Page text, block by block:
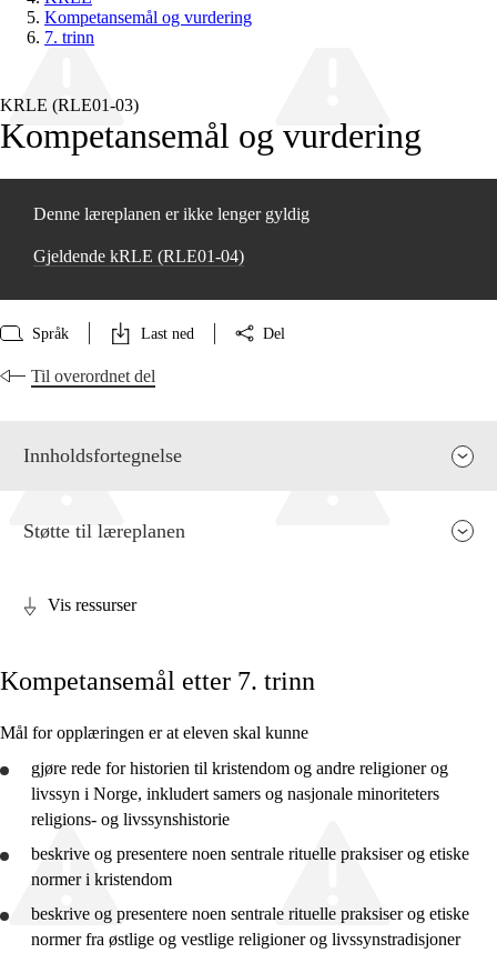
Kompetansemål og vurdering
7. trinn
KRLE (RLE01‑03)
Kompetansemål og vurdering
Denne læreplanen er ikke lenger gyldig
Gjeldende kRLE (RLE01‑04)
Språk Last ned Del
Til overordnet del
Innholdsfortegnelse
Kjerneelementer
Tverrfaglige temaer
Grunnleggende ferdigheter
7. trinn
Støtte til læreplanen
Vis ressurser
Kompetansemål etter 7. trinn
Mål for opplæringen er at eleven skal kunne
gjøre rede forhistorien til kristendom og andre religioner og
livssyn i Norge, inkludert samers og nasjonale minoriteters
religions- og livssynshistorie
beskrive og presentere noen sentrale rituelle praksiser og etiske
normer i kristendom
beskrive og presentere noen sentrale rituelle praksiser og etiske
normer fra østlige og vestlige religioner og livssynstradisjoner